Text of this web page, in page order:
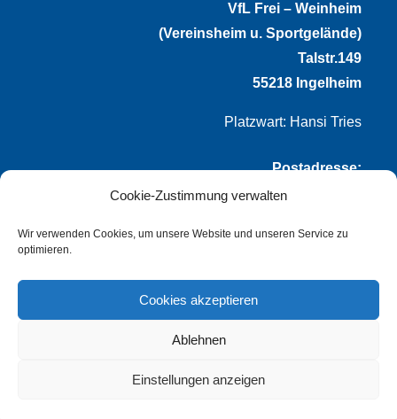
Cookie-Zustimmung verwalten
Wir verwenden Cookies, um unsere Website und unseren Service zu
optimieren.
Cookies akzeptieren
Ablehnen
Einstellungen anzeigen
VfL Frei – Weinheim
(Vereinsheim u. Sportgelände)
Talstr.149
55218 Ingelheim
Platzwart: Hansi Tries
Postadresse:
VfL Frei-Weinheim 1921 e.V.
Thomas Winternheimer
Talstr. 149
55218 Ingelheim
dozo-design Impressum